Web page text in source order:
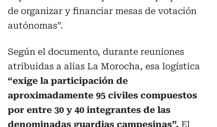
de organizar y financiar mesas de votación
autónomas”.
Según el documento, durante reuniones
atribuidas a alias La Morocha, esa logística
“exige la participación de
aproximadamente 95 civiles compuestos
por entre 30 y 40 integrantes de las
denominadas guardias campesinas”. El